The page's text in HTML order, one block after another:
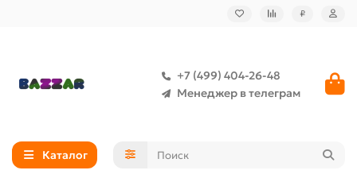
₽
+7 (499) 404-26-48
Менеджер в телеграм
Каталог